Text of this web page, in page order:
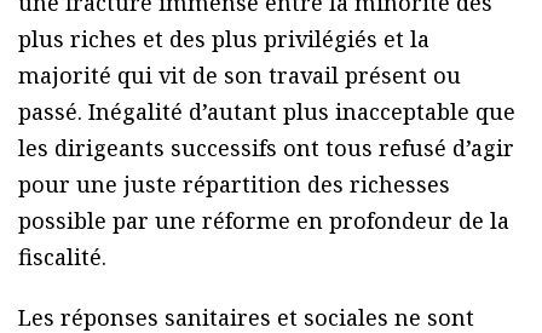
plus riches et des plus privilégiés et la
majorité qui vit de son travail présent ou
passé. Inégalité d’autant plus inacceptable que
les dirigeants successifs ont tous refusé d’agir
pour une juste répartition des richesses
possible par une réforme en profondeur de la
fiscalité.
Les réponses sanitaires et sociales ne sont